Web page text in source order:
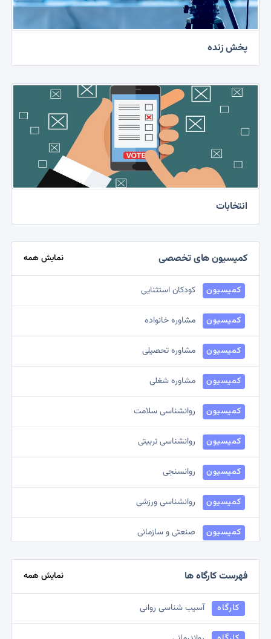
پخش زنده
انتخابات
کمیسیون های تخصصی نمایش همه
کمیسیون کودکان استثنایی
کمیسیون مشاوره خانواده
کمیسیون مشاوره تحصیلی
کمیسیون مشاوره شغلی
کمیسیون روانشناسی سلامت
کمیسیون روانشناسی تربیتی
کمیسیون روانسنجی
کمیسیون روانشناسی ورزشی
کمیسیون صنعتی و سازمانی
کمیسیون مشاوره ازدواج
کمیسیون روانشناسی بالینی کودک
کمیسیون روانشناسی اجتماعی
فهرست کارگاه ها نمایش همه
کارگاه آسیب شناسی روانی